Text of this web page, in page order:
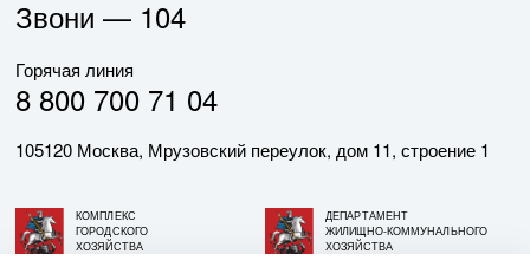
Звони — 104
Горячая линия
8 800 700 71 04
105120 Москва, Мрузовский переулок, дом 11, строение 1
КОМПЛЕКС
ГОРОДСКОГО
ХОЗЯЙСТВА
ДЕПАРТАМЕНТ
ЖИЛИЩНО-КОММУНАЛЬНОГО
ХОЗЯЙСТВА